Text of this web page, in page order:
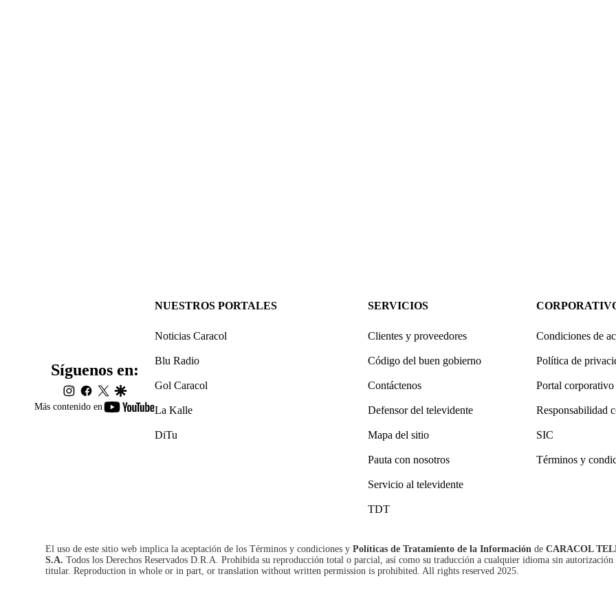
Más contenido en
youtube-
Síguenos en:
instagram
facebook
twittergoogle
NUESTROS PORTALES
Noticias Caracol
Blu Radio
Gol Caracol
La Kalle
DiTu
SERVICIOS
Clientes y proveedores
Código del buen gobierno
Contáctenos
Defensor del televidente
Mapa del sitio
Pauta con nosotros
Servicio al televidente
TDT
Condiciones de
Política de
Portal corporativo
Responsabilidad
SIC
Términos y
El uso de este sitio web implica la aceptación de los Términos y condiciones y Políticas de Tratamiento de la Información de CARACOL
S.A. Todos los Derechos Reservados D.R.A. Prohibida su reproducción total o parcial, así como su traducción a cualquier idioma sin autorización
titular. Reproduction in whole or in part, or translation without written permission is prohibited. All rights reserved 2025.